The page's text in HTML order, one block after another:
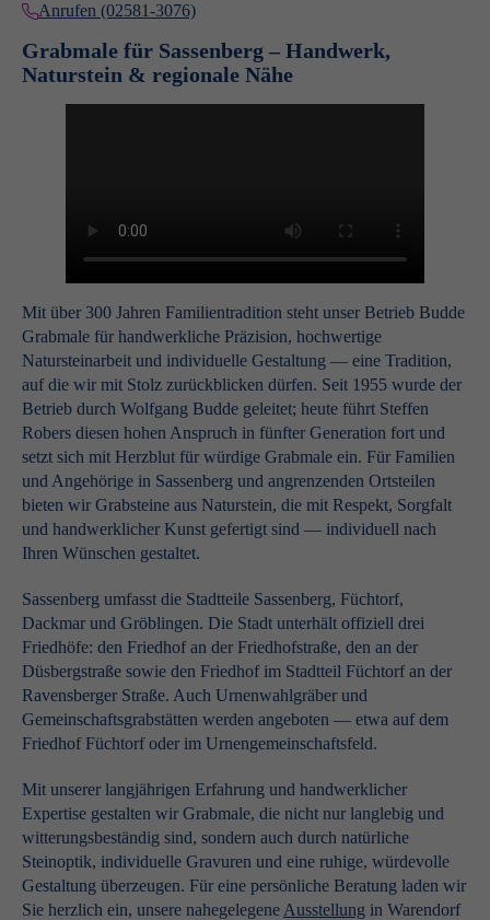
Anrufen (02581-3076)
Grabmale für Sassenberg – Handwerk,
Naturstein & regionale Nähe
Mit über 300 Jahren Familientradition steht unser Betrieb Budde
Grabmale für handwerkliche Präzision, hochwertige
Natursteinarbeit und individuelle Gestaltung — eine Tradition,
auf die wir mit Stolz zurückblicken dürfen. Seit 1955 wurde der
Betrieb durch Wolfgang Budde geleitet; heute führt Steffen
Robers diesen hohen Anspruch in fünfter Generation fort und
setzt sich mit Herzblut für würdige Grabmale ein. Für Familien
und Angehörige in Sassenberg und angrenzenden Ortsteilen
bieten wir Grabsteine aus Naturstein, die mit Respekt, Sorgfalt
und handwerklicher Kunst gefertigt sind — individuell nach
Ihren Wünschen gestaltet.
Sassenberg umfasst die Stadtteile Sassenberg, Füchtorf,
Dackmar und Gröblingen. Die Stadt unterhält offiziell drei
Friedhöfe: den Friedhof an der Friedhofstraße, den an der
Düsbergstraße sowie den Friedhof im Stadtteil Füchtorf an der
Ravensberger Straße. Auch Urnenwahlgräber und
Gemeinschaftsgrabstätten werden angeboten — etwa auf dem
Friedhof Füchtorf oder im Urnengemeinschaftsfeld.
Mit unserer langjährigen Erfahrung und handwerklicher
Expertise gestalten wir Grabmale, die nicht nur langlebig und
witterungsbeständig sind, sondern auch durch natürliche
Steinoptik, individuelle Gravuren und eine ruhige, würdevolle
Gestaltung überzeugen. Für eine persönliche Beratung laden wir
Sie herzlich ein, unsere nahegelegene Ausstellung in Warendorf